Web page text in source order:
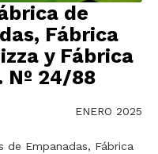
de
Fábrica
y Fábrica
Nº 24/88
ENERO 2025
de Empanadas, Fábrica